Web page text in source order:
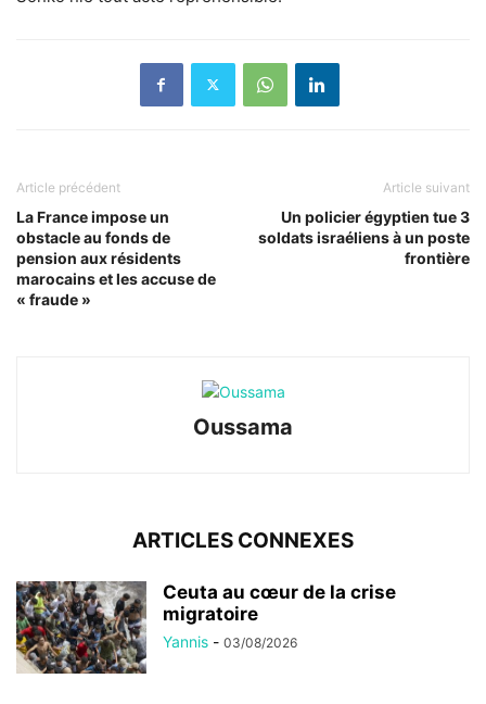
Article précédent
La France impose un
obstacle au fonds de
pension aux résidents
marocains et les accuse de
« fraude »
Article suivant
Un policier égyptien tue 3
soldats israéliens à un poste
frontière
Oussama
ARTICLES CONNEXES
Ceuta au cœur de la crise
migratoire
Yannis - 03/08/2026